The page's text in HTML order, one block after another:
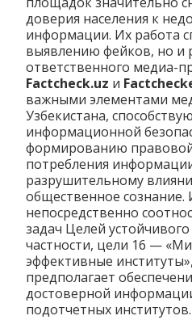
доверия населения к
информации. Их работа
выявлению фейков, но и
ответственного медиа-
Factcheck.uz и
важными элементами
Узбекистана,
информационной
формированию
потребления
разрушительному
общественное сознание.
непосредственно
задач Целей
частности, цели 16 —
эффективные
предполагает
достоверной
подотчетных институтов.